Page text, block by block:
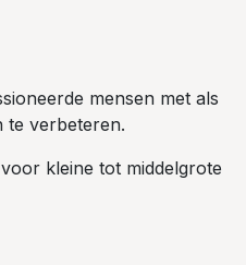
mensen met als
te verbeteren.
kleine tot middelgrote